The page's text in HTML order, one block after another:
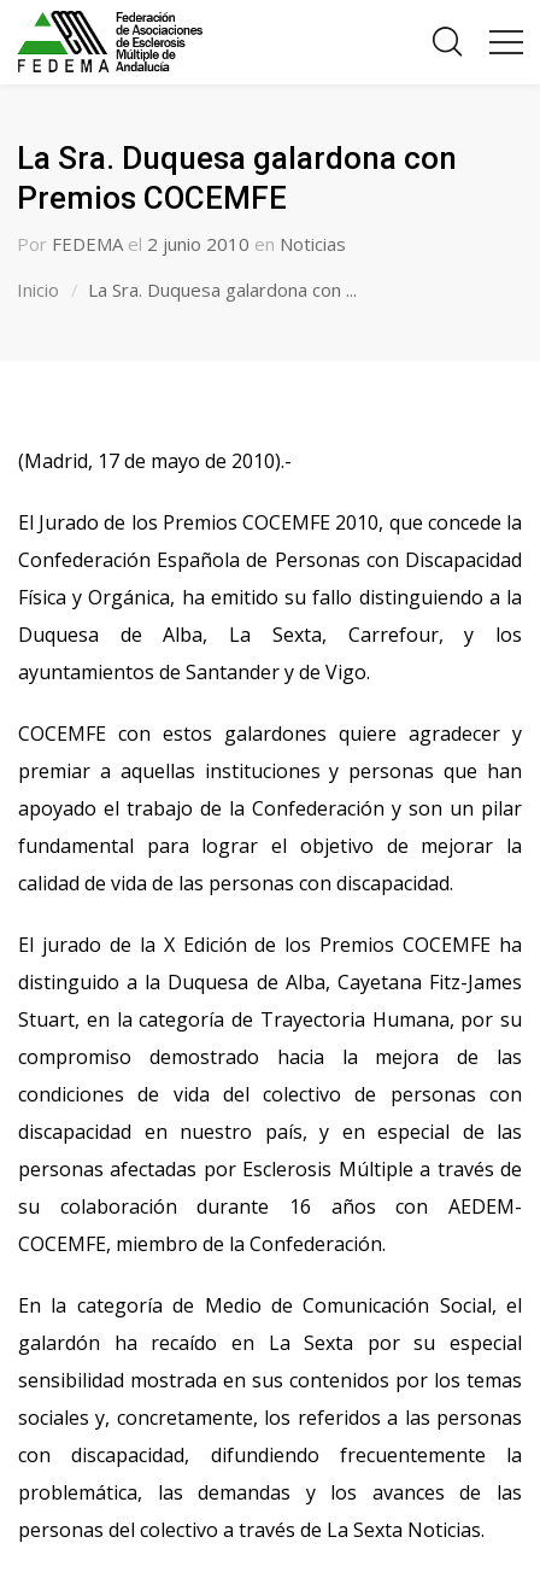
La Sra. Duquesa galardona con
Premios COCEMFE
Por FEDEMA el 2 junio 2010 en Noticias
Inicio
La Sra. Duquesa galardona con ...
(Madrid, 17 de mayo de 2010).-
El Jurado de los Premios COCEMFE 2010, que concede la
Confederación Española de Personas con Discapacidad
Física y Orgánica, ha emitido su fallo distinguiendo a la
Duquesa de Alba, La Sexta, Carrefour, y los
ayuntamientos de Santander y de Vigo.
COCEMFE con estos galardones quiere agradecer y
premiar a aquellas instituciones y personas que han
apoyado el trabajo de la Confederación y son un pilar
fundamental para lograr el objetivo de mejorar la
calidad de vida de las personas con discapacidad.
El jurado de la X Edición de los Premios COCEMFE ha
distinguido a la Duquesa de Alba, Cayetana Fitz-James
Stuart, en la categoría de Trayectoria Humana, por su
compromiso demostrado hacia la mejora de las
condiciones de vida del colectivo de personas con
discapacidad en nuestro país, y en especial de las
personas afectadas por Esclerosis Múltiple a través de
su colaboración durante 16 años con AEDEM-
COCEMFE, miembro de la Confederación.
En la categoría de Medio de Comunicación Social, el
galardón ha recaído en La Sexta por su especial
sensibilidad mostrada en sus contenidos por los temas
sociales y, concretamente, los referidos a las personas
con discapacidad, difundiendo frecuentemente la
problemática, las demandas y los avances de las
personas del colectivo a través de La Sexta Noticias.